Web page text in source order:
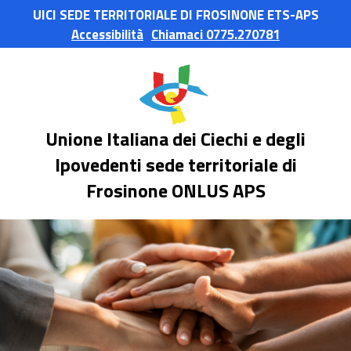
UICI SEDE TERRITORIALE DI FROSINONE ETS-APS
Accessibilità Chiamaci 0775.270781
Unione Italiana dei Ciechi e degli
Ipovedenti sede territoriale di
Frosinone ONLUS APS